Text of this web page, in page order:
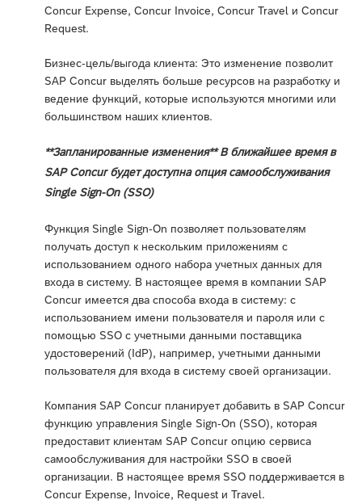
Concur Expense, Concur Invoice, Concur Travel и Concur
Request.
Бизнес-цель/выгода клиента: Это изменение позволит
SAP Concur выделять больше ресурсов на разработку и
ведение функций, которые используются многими или
большинством наших клиентов.
**Запланированные изменения** В ближайшее время в
SAP Concur будет доступна опция самообслуживания
Single Sign-On (SSO)
Функция Single Sign-On позволяет пользователям
получать доступ к нескольким приложениям с
использованием одного набора учетных данных для
входа в систему. В настоящее время в компании SAP
Concur имеется два способа входа в систему: с
использованием имени пользователя и пароля или с
помощью SSO с учетными данными поставщика
удостоверений (IdP), например, учетными данными
пользователя для входа в систему своей организации.
Компания SAP Concur планирует добавить в SAP Concur
функцию управления Single Sign-On (SSO), которая
предоставит клиентам SAP Concur опцию сервиса
самообслуживания для настройки SSO в своей
организации. В настоящее время SSO поддерживается в
Concur Expense, Invoice, Request и Travel.